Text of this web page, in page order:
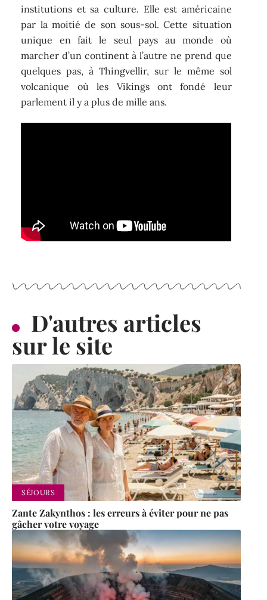
institutions et sa culture. Elle est américaine
par la moitié de son sous-sol. Cette situation
unique en fait le seul pays au monde où
marcher d’un continent à l’autre ne prend que
quelques pas, à Thingvellir, sur le même sol
volcanique où les Vikings ont fondé leur
parlement il y a plus de mille ans.
D'autres articles
sur le site
SÉJOURS
Zante Zakynthos : les erreurs à éviter pour ne pas
gâcher votre voyage